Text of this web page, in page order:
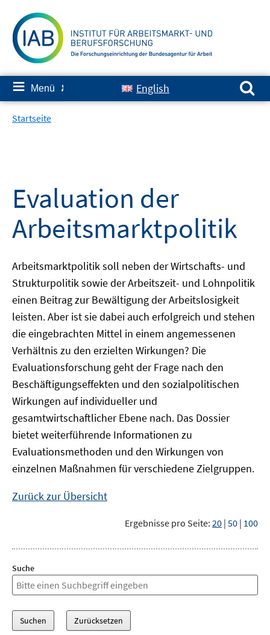
zum
Inhalt
≡ Menü ✘ English
Suchen nach:
Startseite
Evaluation der
Arbeitsmarktpolitik
Arbeitsmarktpolitik soll neben der Wirtschafts- und
Strukturpolitik sowie der Arbeitszeit- und Lohnpolitik
einen Beitrag zur Bewältigung der Arbeitslosigkeit
leisten. Aber ist sie dabei auch erfolgreich und stehen
die eingebrachten Mittel in einem angemessenen
Verhältnis zu den erzielten Wirkungen? Die
Evaluationsforschung geht der Frage nach den
Beschäftigungseffekten und den sozialpolitischen
Wirkungen auf individueller und
gesamtwirtschaftlicher Ebene nach. Das Dossier
bietet weiterführende Informationen zu
Evaluationsmethoden und den Wirkungen von
einzelnen Maßnahmen für verschiedene Zielgruppen.
Zurück zur Übersicht
Ergebnisse pro Seite: 20 | 50 | 100
Suche